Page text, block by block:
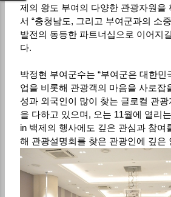
제의 왕도 부여의 다양한 관광자원을
서 “충청남도, 그리고 부여군과의 소
발전의 동등한 파트너십으로 이어지
다.
박정현 부여군수는 “부여군은 대한민
업을 비롯해 관광객의 마음을 사로잡
성과 외국인이 많이 찾는 글로컬 관
을 다하고 있으며, 오는 11월에 열리
in 백제의 행사에도 깊은 관심과 참여
해 관광설명회를 찾은 관광인에 깊은